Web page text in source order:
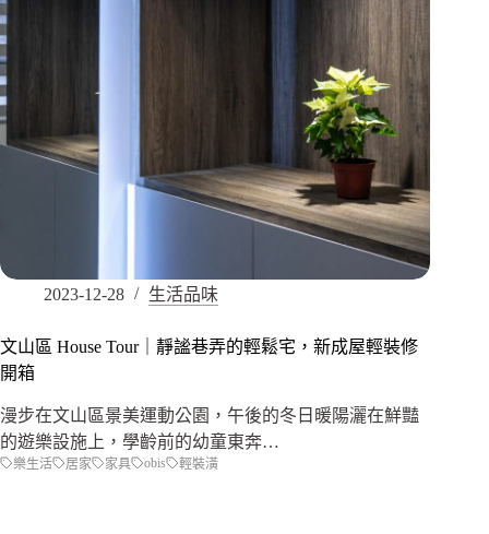
2023-12-28 生活品味
文山區 House Tour｜靜謐巷弄的輕鬆宅，新成屋輕裝修
開箱
漫步在文山區景美運動公園，午後的冬日暖陽灑在鮮豔
的遊樂設施上，學齡前的幼童東奔…
樂生活 居家 家具 obis 輕裝潢